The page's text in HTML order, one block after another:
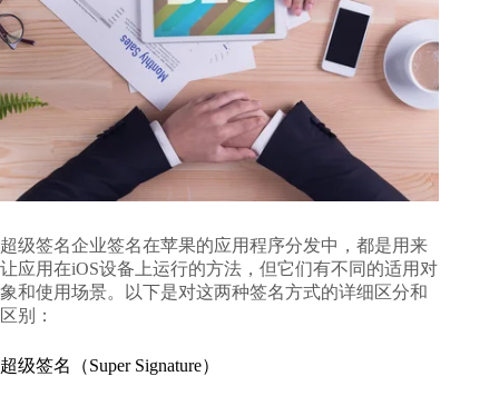
超级签名企业签名在苹果的应用程序分发中，都是用来
让应用在iOS设备上运行的方法，但它们有不同的适用对
象和使用场景。以下是对这两种签名方式的详细区分和
区别：
超级签名（Super Signature）